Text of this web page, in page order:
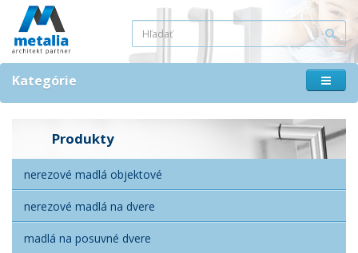
Kategórie
Produkty
nerezové madlá objektové
nerezové madlá na dvere
madlá na posuvné dvere